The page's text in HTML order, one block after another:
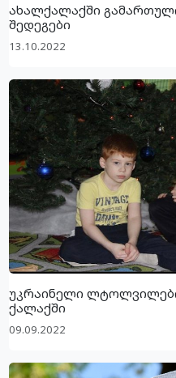
ახალქალაქში
შედეგები
13.10.2022
უკრაინელი
ქალაქში
09.09.2022